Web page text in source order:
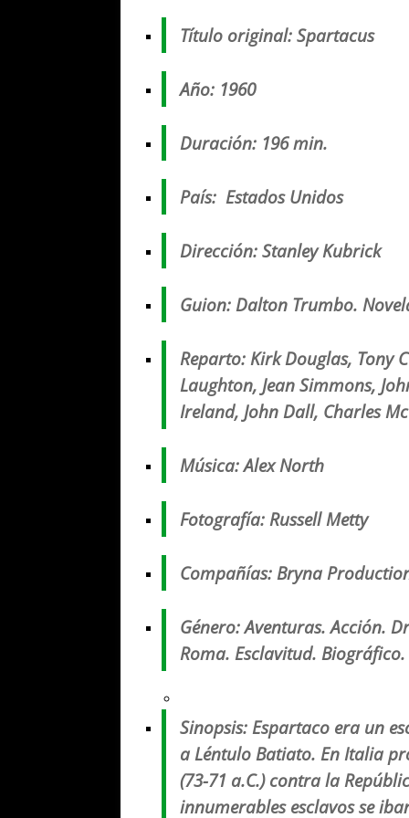
Título original: Spartacus
Año: 1960
Duración: 196 min.
País: Estados Unidos
Dirección: Stanley Kubrick
Guion: Dalton Trumbo.
Reparto: Kirk Douglas, Tony
Laughton, Jean Simmons,
Ireland, John Dall, Charles
Música: Alex North
Fotografía: Russell Metty
Compañías: Bryna
Género: Aventuras. Acción.
Roma. Esclavitud.
Sinopsis: Espartaco era un
a Léntulo Batiato. En Italia
(73-71 a.C.) contra la
innumerables esclavos se